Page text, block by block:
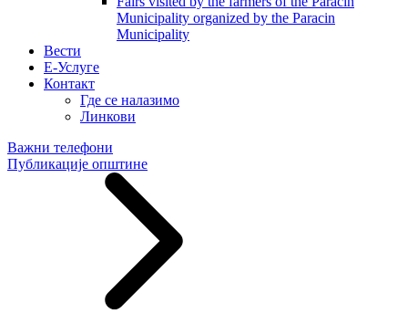
Municipality organized by the Paracin
Municipality
Вести
E-Услуге
Контакт
Где се налазимо
Линкови
Важни телефони
Публикације општине